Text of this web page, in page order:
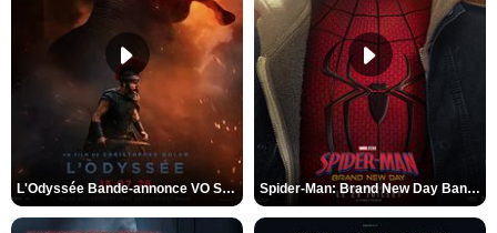
L'Odyssée Bande-annonce VO STFR Spider-Man: Brand New Day Bande-annonce VO STFR